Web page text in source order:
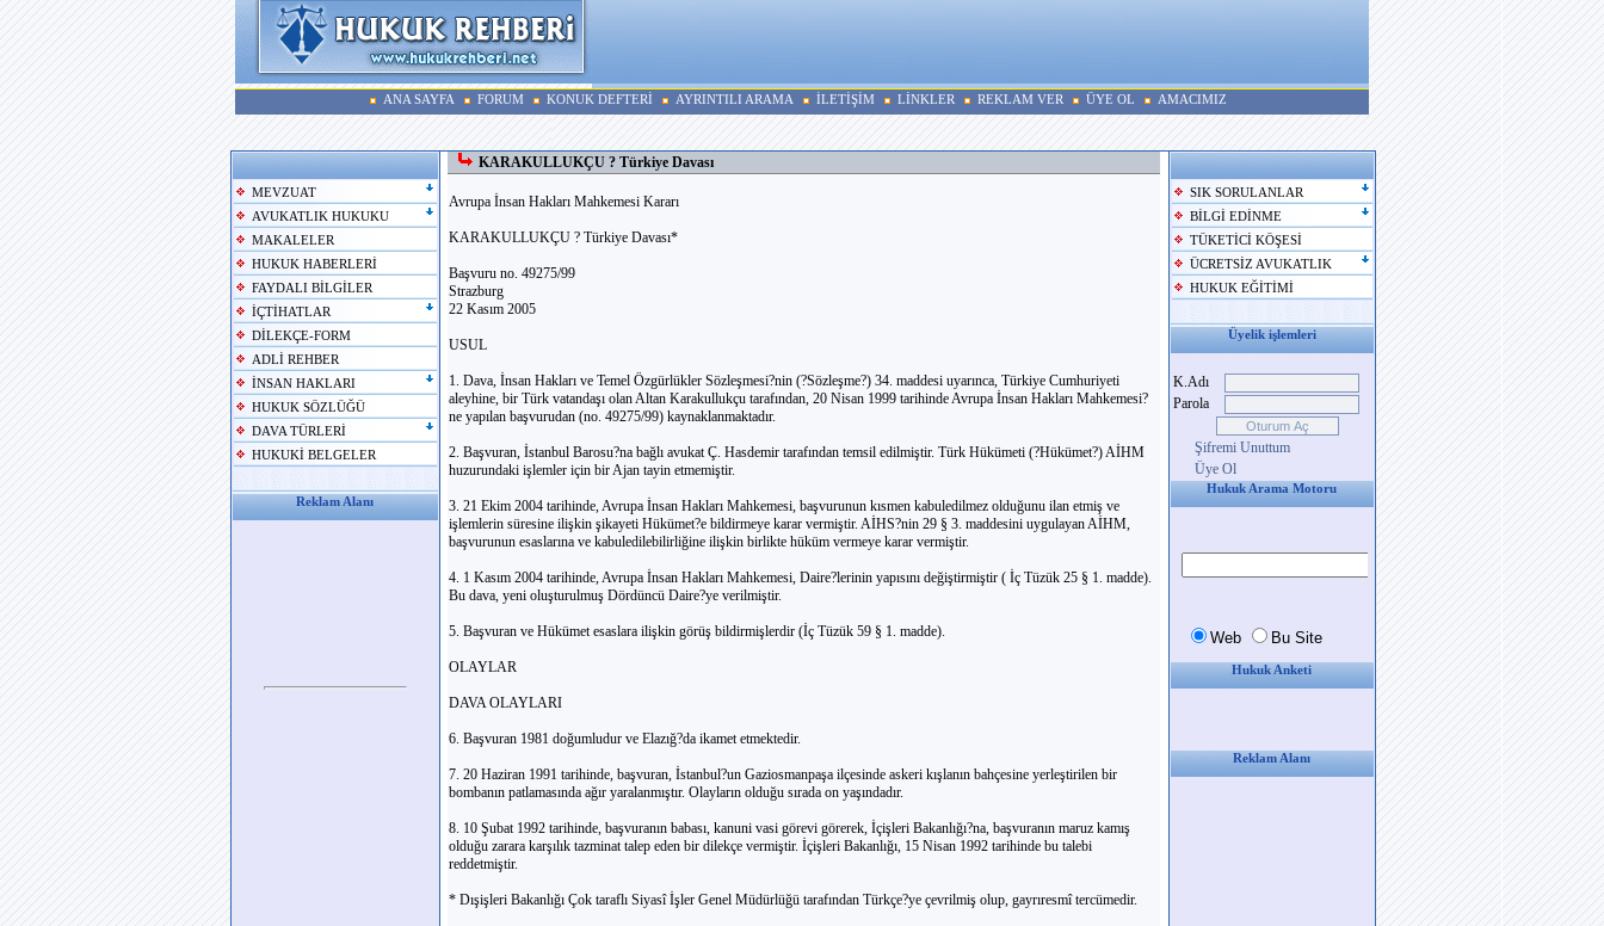
ANA SAYFA FORUM KONUK DEFTERİ AYRINTILI ARAMA İLETİŞİM LİNKLER REKLAM VER ÜYE OL AMACIMIZ
MEVZUAT
AVUKATLIK HUKUKU
MAKALELER
HUKUK HABERLERİ
FAYDALI BİLGİLER
İÇTİHATLAR
DİLEKÇE-FORM
ADLİ REHBER
İNSAN HAKLARI
HUKUK SÖZLÜĞÜ
DAVA TÜRLERİ
HUKUKİ BELGELER
Reklam Alanı
KARAKULLUKÇU ? Türkiye Davası
Avrupa İnsan Hakları Mahkemesi Kararı
KARAKULLUKÇU ? Türkiye Davası*
Başvuru no. 49275/99
Strazburg
22 Kasım 2005
USUL
1. Dava, İnsan Hakları ve Temel Özgürlükler Sözleşmesi?nin (?Sözleşme?) 34. maddesi uyarınca, Türkiye Cumhuriyeti
aleyhine, bir Türk vatandaşı olan Altan Karakullukçu tarafından, 20 Nisan 1999 tarihinde Avrupa İnsan Hakları Mahkemesi?
ne yapılan başvurudan (no. 49275/99) kaynaklanmaktadır.
2. Başvuran, İstanbul Barosu?na bağlı avukat Ç. Hasdemir tarafından temsil edilmiştir. Türk Hükümeti (?Hükümet?) AİHM
huzurundaki işlemler için bir Ajan tayin etmemiştir.
3. 21 Ekim 2004 tarihinde, Avrupa İnsan Hakları Mahkemesi, başvurunun kısmen kabuledilmez olduğunu ilan etmiş ve
işlemlerin süresine ilişkin şikayeti Hükümet?e bildirmeye karar vermiştir. AİHS?nin 29 § 3. maddesini uygulayan AİHM,
başvurunun esaslarına ve kabuledilebilirliğine ilişkin birlikte hüküm vermeye karar vermiştir.
4. 1 Kasım 2004 tarihinde, Avrupa İnsan Hakları Mahkemesi, Daire?lerinin yapısını değiştirmiştir ( İç Tüzük 25 § 1. madde).
Bu dava, yeni oluşturulmuş Dördüncü Daire?ye verilmiştir.
5. Başvuran ve Hükümet esaslara ilişkin görüş bildirmişlerdir (İç Tüzük 59 § 1. madde).
OLAYLAR
DAVA OLAYLARI
6. Başvuran 1981 doğumludur ve Elazığ?da ikamet etmektedir.
7. 20 Haziran 1991 tarihinde, başvuran, İstanbul?un Gaziosmanpaşa ilçesinde askeri kışlanın bahçesine yerleştirilen bir
bombanın patlamasında ağır yaralanmıştır. Olayların olduğu sırada on yaşındadır.
8. 10 Şubat 1992 tarihinde, başvuranın babası, kanuni vasi görevi görerek, İçişleri Bakanlığı?na, başvuranın maruz kamış
olduğu zarara karşılık tazminat talep eden bir dilekçe vermiştir. İçişleri Bakanlığı, 15 Nisan 1992 tarihinde bu talebi
reddetmiştir.
* Dışişleri Bakanlığı Çok taraflı Siyasî İşler Genel Müdürlüğü tarafından Türkçe?ye çevrilmiş olup, gayrıresmî tercümedir.
SIK SORULANLAR
BİLGİ EDİNME
TÜKETİCİ KÖŞESİ
ÜCRETSİZ AVUKATLIK
HUKUK EĞİTİMİ
Üyelik işlemleri
K.Adı
Parola
Şifremi Unuttum
Üye Ol
Hukuk Arama Motoru
Hukuk Anketi
Reklam Alanı